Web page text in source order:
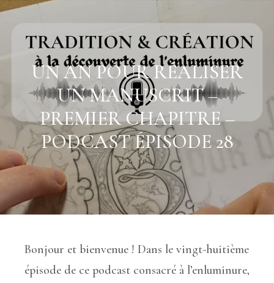
UN AN POUR RÉALISER
UN MANUSCRIT –
PREMIER CHAPITRE –
PODCAST ÉPISODE 28
Bonjour et bienvenue ! Dans le vingt-huitième
épisode de ce podcast consacré à l’enluminure,